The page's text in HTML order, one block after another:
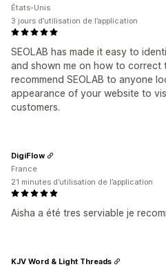
SEOLAB has made it easy to
and shown me on how to correct
recommend SEOLAB to anyone
appearance of your website to
customers.
États-Unis
3 jours d’utilisation de l’application
Aisha a été tres serviable je
DigiFlow
France
21 minutes d’utilisation de l’application
KJV Word & Light Threads